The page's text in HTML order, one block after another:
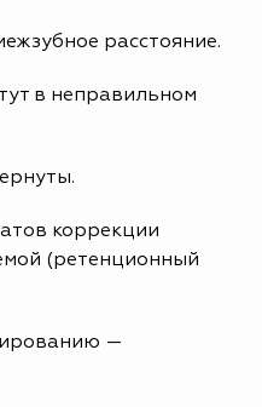
расстояние.
в неправильном
коррекции
(ретенционный
—